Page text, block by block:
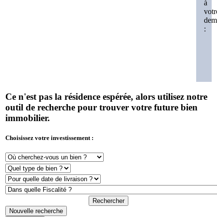
à
:
Ce n'est pas la résidence espérée, alors utilisez notre
outil de recherche pour trouver votre future bien
immobilier.
Choisissez votre investissement :
Rechercher
Nouvelle recherche